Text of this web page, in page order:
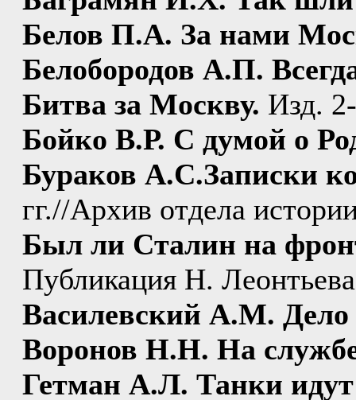
Белов П.А. За нами
Белобородов А.П.
Битва за Москву. Изд.
Бойко В.Р. С думой о
Бураков А.С.Записки
гг.//Архив отдела
Был ли Сталин на
Публикация Н.
Василевский А.М. Дело
Воронов Н.Н. На
Гетман А.Л. Танки